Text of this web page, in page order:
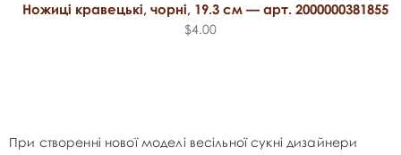
Ножиці кравецькі, чорні, 19.3 см — арт. 2000000381855
$4.00
При створенні нової моделі весільної сукні дизайнери